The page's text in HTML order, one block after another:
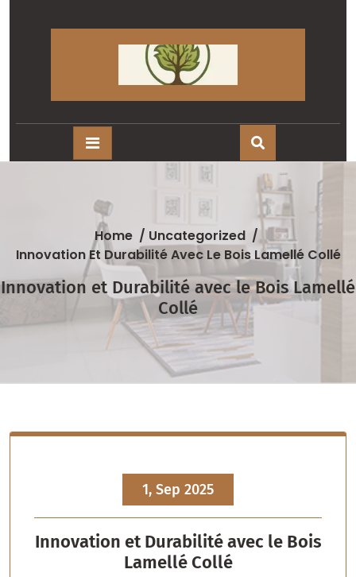
Home / Uncategorized /
Innovation Et Durabilité Avec Le Bois Lamellé Collé
Innovation et Durabilité avec le Bois Lamellé
Collé
1, Sep 2025
Innovation et Durabilité avec le Bois
Lamellé Collé